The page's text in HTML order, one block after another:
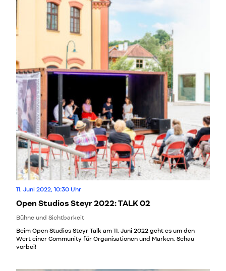
11. Juni 2022, 10:30 Uhr
Open Studios Steyr 2022: TALK 02
Bühne und Sichtbarkeit
Beim Open Studios Steyr Talk am 11. Juni 2022 geht es um den
Wert einer Community für Organisationen und Marken. Schau
vorbei!